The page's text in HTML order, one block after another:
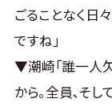
ごることなく日
ですね｣
▼潮崎｢誰一人
から｡全員､そし